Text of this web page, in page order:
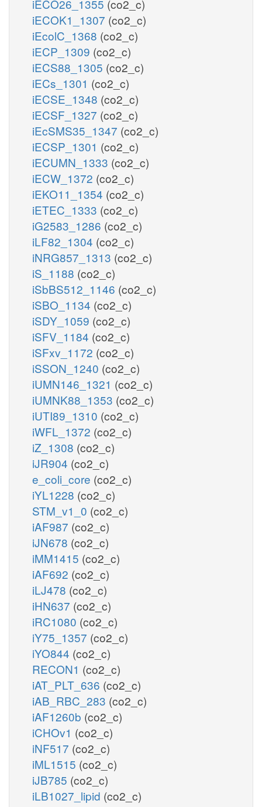
iECO26_1355 (co2_c)
iECOK1_1307 (co2_c)
iEcolC_1368 (co2_c)
iECP_1309 (co2_c)
iECS88_1305 (co2_c)
iECs_1301 (co2_c)
iECSE_1348 (co2_c)
iECSF_1327 (co2_c)
iEcSMS35_1347 (co2_c)
iECSP_1301 (co2_c)
iECUMN_1333 (co2_c)
iECW_1372 (co2_c)
iEKO11_1354 (co2_c)
iETEC_1333 (co2_c)
iG2583_1286 (co2_c)
iLF82_1304 (co2_c)
iNRG857_1313 (co2_c)
iS_1188 (co2_c)
iSbBS512_1146 (co2_c)
iSBO_1134 (co2_c)
iSDY_1059 (co2_c)
iSFV_1184 (co2_c)
iSFxv_1172 (co2_c)
iSSON_1240 (co2_c)
iUMN146_1321 (co2_c)
iUMNK88_1353 (co2_c)
iUTI89_1310 (co2_c)
iWFL_1372 (co2_c)
iZ_1308 (co2_c)
iJR904 (co2_c)
e_coli_core (co2_c)
iYL1228 (co2_c)
STM_v1_0 (co2_c)
iAF987 (co2_c)
iJN678 (co2_c)
iMM1415 (co2_c)
iAF692 (co2_c)
iLJ478 (co2_c)
iHN637 (co2_c)
iRC1080 (co2_c)
iY75_1357 (co2_c)
iYO844 (co2_c)
RECON1 (co2_c)
iAT_PLT_636 (co2_c)
iAB_RBC_283 (co2_c)
iAF1260b (co2_c)
iCHOv1 (co2_c)
iNF517 (co2_c)
iML1515 (co2_c)
iJB785 (co2_c)
iLB1027_lipid (co2_c)